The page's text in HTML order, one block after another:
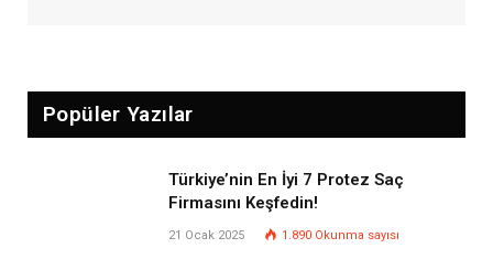
Popüler Yazılar
Türkiye’nin En İyi 7 Protez Saç
Firmasını Keşfedin!
21 Ocak 2025 1.890 Okunma sayısı